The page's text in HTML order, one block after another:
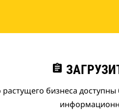
assignment
бизнеса